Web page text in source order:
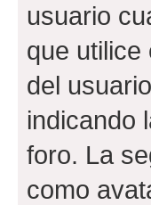
usuario
que utilice
del
indicando
foro. La
como